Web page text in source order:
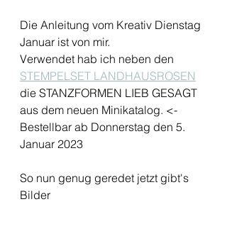
Die Anleitung vom Kreativ Dienstag
Januar ist von mir.
Verwendet hab ich neben den
STEMPELSET LANDHAUSROSEN
die STANZFORMEN LIEB GESAGT
aus dem neuen Minikatalog. <-
Bestellbar ab Donnerstag den 5.
Januar 2023
So nun genug geredet jetzt gibt's
Bilder